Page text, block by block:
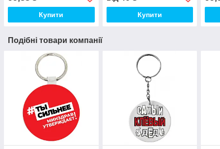
Купити Купити
Подібні товари компанії